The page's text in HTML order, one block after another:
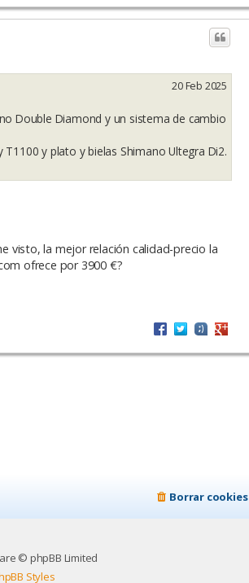
20 Feb 2025
Double Diamond y un sistema de cambio
y plato y bielas Shimano Ultegra Di2.
visto, la mejor relación calidad-precio la
ofrece por 3900 €?
Borrar cookies
© phpBB Limited
Styles